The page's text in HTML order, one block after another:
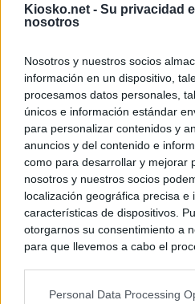
Kiosko.net - Su privacidad
nosotros
Nosotros y nuestros socios
información en un dispositivo,
procesamos datos personales,
únicos e información estándar
para personalizar contenidos y
anuncios y del contenido e
como para desarrollar y mejorar
nosotros y nuestros socios
localización geográfica precisa e
características de dispositivos.
otorgarnos su consentimiento a
para que llevemos a cabo el
negar su consentimiento. Tenga
Personal Data Processing